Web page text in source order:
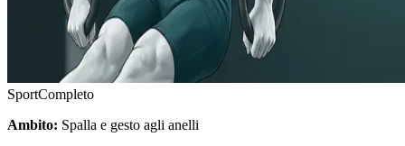
SportCompleto
Ambito: Spalla e gesto agli anelli